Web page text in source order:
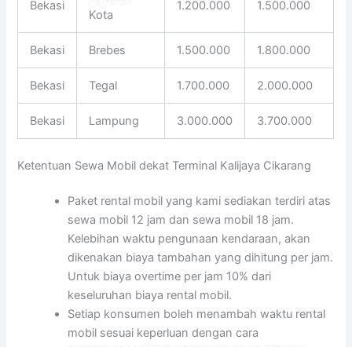
Bekasi
Kota
1.200.000 1.500.000
Bekasi Brebes 1.500.000 1.800.000
Bekasi Tegal 1.700.000 2.000.000
Bekasi Lampung 3.000.000 3.700.000
Ketentuan Sewa Mobil dekat Terminal Kalijaya Cikarang
Paket rental mobil yang kami sediakan terdiri atas
sewa mobil 12 jam dan sewa mobil 18 jam.
Kelebihan waktu pengunaan kendaraan, akan
dikenakan biaya tambahan yang dihitung per jam.
Untuk biaya overtime per jam 10% dari
keseluruhan biaya rental mobil.
Setiap konsumen boleh menambah waktu rental
mobil sesuai keperluan dengan cara